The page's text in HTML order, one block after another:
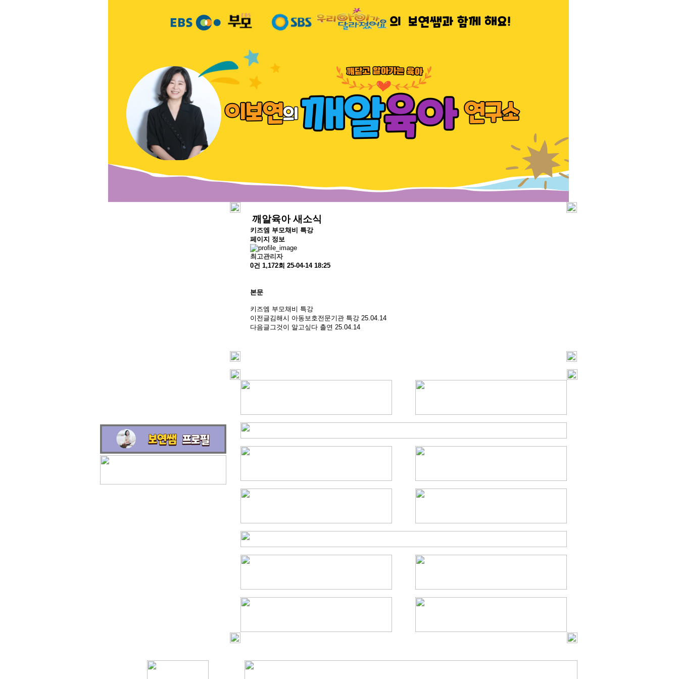
깨알육아 새소식
키즈엠 부모채비 특강
페이지 정보
최고관리자
0건 1,172회 25-04-14 18:25
본문
키즈엠 부모채비 특강
이전글김해시 아동보호전문기관 특강 25.04.14
다음글그것이 알고싶다 출연 25.04.14